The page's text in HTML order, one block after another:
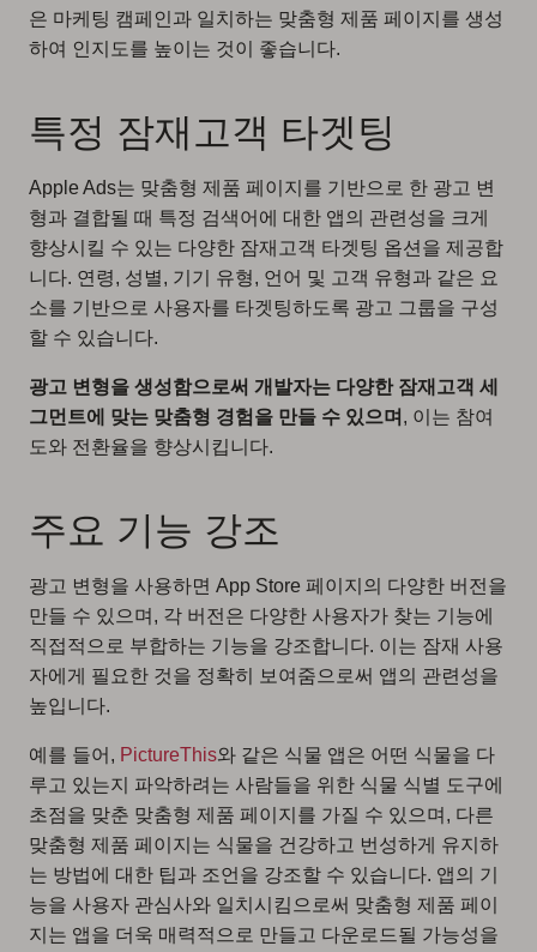
은 마케팅 캠페인과 일치하는 맞춤형 제품 페이지를 생성
하여 인지도를 높이는 것이 좋습니다.
특정 잠재고객 타겟팅
Apple Ads는 맞춤형 제품 페이지를 기반으로 한 광고 변
형과 결합될 때 특정 검색어에 대한 앱의 관련성을 크게
향상시킬 수 있는 다양한 잠재고객 타겟팅 옵션을 제공합
니다. 연령, 성별, 기기 유형, 언어 및 고객 유형과 같은 요
소를 기반으로 사용자를 타겟팅하도록 광고 그룹을 구성
할 수 있습니다.
광고 변형을 생성함으로써 개발자는 다양한 잠재고객 세
그먼트에 맞는 맞춤형 경험을 만들 수 있으며 , 이는 참여
도와 전환율을 향상시킵니다.
주요 기능 강조
광고 변형을 사용하면 App Store 페이지의 다양한 버전을
만들 수 있으며, 각 버전은 다양한 사용자가 찾는 기능에
직접적으로 부합하는 기능을 강조합니다. 이는 잠재 사용
자에게 필요한 것을 정확히 보여줌으로써 앱의 관련성을
높입니다.
예를 들어, PictureThis와 같은 식물 앱은 어떤 식물을 다
루고 있는지 파악하려는 사람들을 위한 식물 식별 도구에
초점을 맞춘 맞춤형 제품 페이지를 가질 수 있으며, 다른
맞춤형 제품 페이지는 식물을 건강하고 번성하게 유지하
는 방법에 대한 팁과 조언을 강조할 수 있습니다. 앱의 기
능을 사용자 관심사와 일치시킴으로써 맞춤형 제품 페이
지는 앱을 더욱 매력적으로 만들고 다운로드될 가능성을